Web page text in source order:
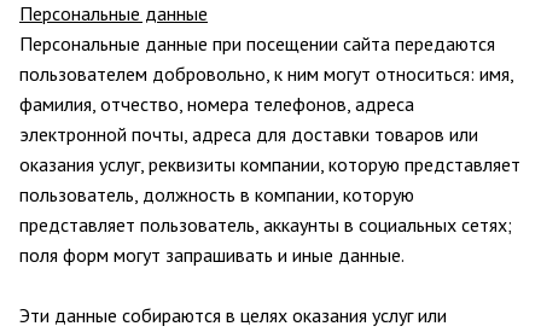
Персональные данные
Персональные данные при посещении сайта передаются
пользователем добровольно, к ним могут относиться: имя,
фамилия, отчество, номера телефонов, адреса
электронной почты, адреса для доставки товаров или
оказания услуг, реквизиты компании, которую представляет
пользователь, должность в компании, которую
представляет пользователь, аккаунты в социальных сетях;
поля форм могут запрашивать и иные данные.
Эти данные собираются в целях оказания услуг или